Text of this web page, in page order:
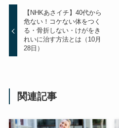
【NHKあさイチ】40代から
危ない！コケない体をつく
る・骨折しない・けがをき
れいに治す方法とは（10月
28日）
関連記事